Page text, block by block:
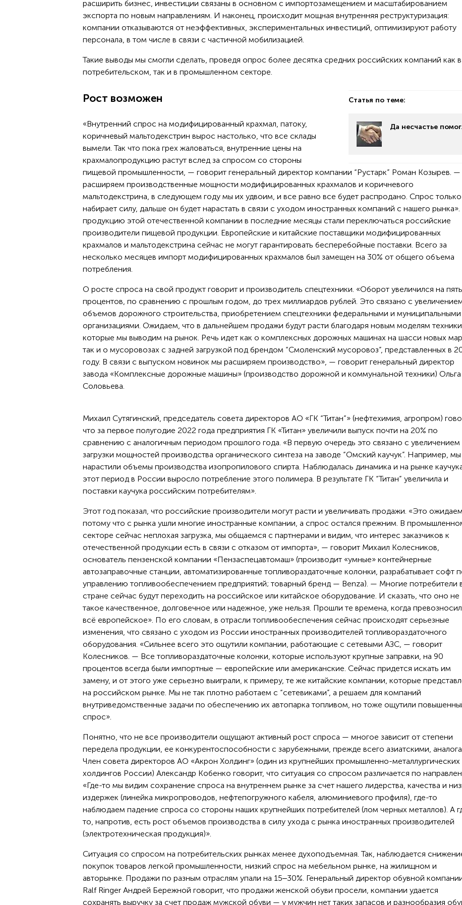
расширить бизнес, инвестиции связаны в основном с импортозамещением и масштабированием
экспорта по новым направлениям. И наконец, происходит мощная внутренняя реструктуризация:
компании отказываются от неэффективных, экспериментальных инвестиций, оптимизируют работу
персонала, в том числе в связи с частичной мобилизацией.
Такие выводы мы смогли сделать, проведя опрос более десятка средних российских компаний как в
потребительском, так и в промышленном секторе.
Статья по теме:
Да несчастье
Рост возможен
«Внутренний спрос на модифицированный крахмал, патоку,
коричневый мальтодекстрин вырос настолько, что все склады
вымели. Так что пока грех жаловаться, внутренние цены на
крахмалопродукцию растут вслед за спросом со стороны
пищевой промышленности, — говорит генеральный директор компании “Рустарк” Роман Козырев.
расширяем производственные мощности модифицированных крахмалов и коричневого
мальтодекстрина, в следующем году мы их удвоим, и все равно все будет распродано. Спрос только
набирает силу, дальше он будет нарастать в связи с уходом иностранных компаний с нашего
продукцию этой отечественной компании в последние месяцы стали переключаться российские
производители пищевой продукции. Европейские и китайские поставщики модифицированных
крахмалов и мальтодекстрина сейчас не могут гарантировать бесперебойные поставки. Всего за
несколько месяцев импорт модифицированных крахмалов был замещен на 30% от общего объема
потребления.
О росте спроса на свой продукт говорит и производитель спецтехники. «Оборот увеличился на пять
процентов, по сравнению с прошлым годом, до трех миллиардов рублей. Это связано с
объемов дорожного строительства, приобретением спецтехники федеральными и муниципальными
организациями. Ожидаем, что в дальнейшем продажи будут расти благодаря новым моделям техники,
которые мы выводим на рынок. Речь идет как о комплексных дорожных машинах на шасси новых
так и о мусоровозах с задней загрузкой под брендом “Смоленский мусоровоз”, представленных в
году. В связи с выпуском новинок мы расширяем производство», — говорит генеральный директор
завода «Комплексные дорожные машины» (производство дорожной и коммунальной техники) Ольга
Соловьева.
Михаил Сутягинский, председатель совета директоров АО «ГК “Титан”» (нефтехимия, агропром)
что за первое полугодие 2022 года предприятия ГК «Титан» увеличили выпуск почти на 20% по
сравнению с аналогичным периодом прошлого года. «В первую очередь это связано с увеличением
загрузки мощностей производства органического синтеза на заводе “Омский каучук”. Например, мы
нарастили объемы производства изопропилового спирта. Наблюдалась динамика и на рынке
этот период в России выросло потребление этого полимера. В результате ГК “Титан” увеличила и
поставки каучука российским потребителям».
Этот год показал, что российские производители могут расти и увеличивать продажи. «Это
потому что с рынка ушли многие иностранные компании, а спрос остался прежним. В
секторе сейчас неплохая загрузка, мы общаемся с партнерами и видим, что интерес заказчиков к
отечественной продукции есть в связи с отказом от импорта», — говорит Михаил Колесников,
основатель пензенской компании «Пензаспецавтомаш» (производит «умные» контейнерные
автозаправочные станции, автоматизированные топливораздаточные колонки, разрабатывает софт
управлению топливообеспечением предприятий; товарный бренд — Benza). — Многие потребители
стране сейчас будут переходить на российское или китайское оборудование. И сказать, что оно не
такое качественное, долговечное или надежное, уже нельзя. Прошли те времена, когда
всё европейское». По его словам, в отрасли топливообеспечения сейчас происходят серьезные
изменения, что связано с уходом из России иностранных производителей топливораздаточного
оборудования. «Сильнее всего это ощутили компании, работающие с сетевыми АЗС, — говорит
Колесников. — Все топливораздаточные колонки, которые используют крупные заправки, на 90
процентов всегда были импортные — европейские или американские. Сейчас придется искать им
замену, и от этого уже серьезно выиграли, к примеру, те же китайские компании, которые
на российском рынке. Мы не так плотно работаем с “сетевиками”, а решаем для компаний
внутриведомственные задачи по обеспечению их автопарка топливом, но тоже ощутили
спрос».
Понятно, что не все производители ощущают активный рост спроса — многое зависит от степени
передела продукции, ее конкурентоспособности с зарубежными, прежде всего азиатскими,
Член совета директоров АО «Акрон Холдинг» (один из крупнейших промышленно-металлургических
холдингов России) Александр Кобенко говорит, что ситуация со спросом различается по
«Где-то мы видим сохранение спроса на внутреннем рынке за счет нашего лидерства, качества и
издержек (линейка микропроводов, нефтепогружного кабеля, алюминиевого профиля), где-то
наблюдаем падение спроса со стороны наших крупнейших потребителей (лом черных металлов). А
то, напротив, есть рост объемов производства в силу ухода с рынка иностранных производителей
(электротехническая продукция)».
Ситуация со спросом на потребительских рынках менее духоподъемная. Так, наблюдается
покупок товаров легкой промышленности, низкий спрос на мебельном рынке, на жилищном и
авторынке. Продажи по разным отраслям упали на 15‒30%. Генеральный директор обувной
Ralf Ringer Андрей Бережной говорит, что продажи женской обуви просели, компании удается
сохранять выручку за счет продаж мужской обуви — у мужчин нет таких запасов и разнообразия